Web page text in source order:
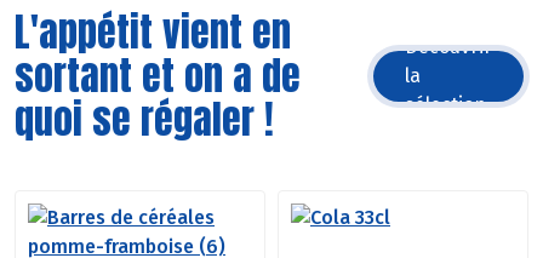
L'appétit vient en
sortant et on a de
quoi se régaler !
Découvrir
la
sélection